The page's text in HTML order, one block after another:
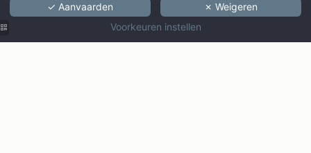
VOLWASSENEN
✓ Aanvaarden
✗ Weigeren
Voorkeuren instellen